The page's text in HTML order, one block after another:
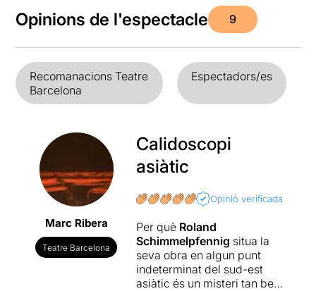
Opinions de l'espectacle 9
Recomanacions Teatre
Barcelona
Espectadors/es
Marc Ribera
Teatre Barcelona
Calidoscopi
asiàtic
Opinió verificada
Per què Roland
Schimmelpfennig situa la
seva obra en algun punt
indeterminat del sud-est
asiàtic és un misteri tan ben